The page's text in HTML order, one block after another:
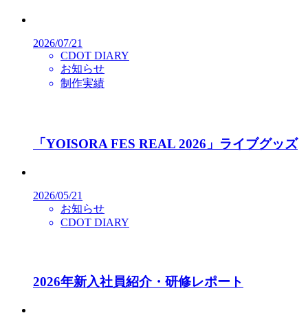
2026/07/21
CDOT DIARY
お知らせ
制作実績
「YOISORA FES REAL 2026」ライブグッズ
2026/05/21
お知らせ
CDOT DIARY
2026年新入社員紹介・研修レポート